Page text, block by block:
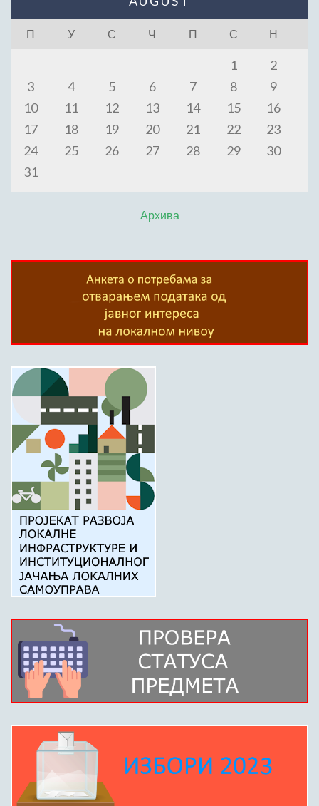
П У С Ч П С Н
1
2
3
4 5 6 7 8
9
10
11 12 13 14 15
16
17
18 19 20 21 22
23
24
25 26 27 28 29
30
31
Архива